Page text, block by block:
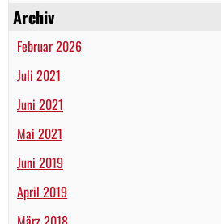
Archiv
Februar 2026
Juli 2021
Juni 2021
Mai 2021
Juni 2019
April 2019